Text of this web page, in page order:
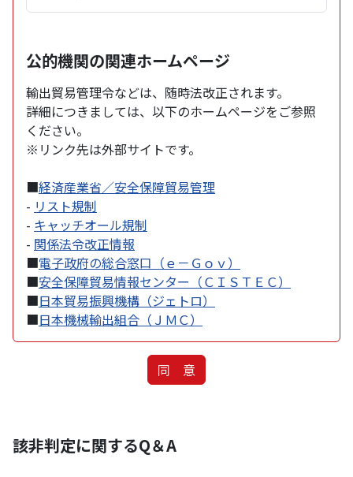
公的機関の関連ホームページ
輸出貿易管理令などは、随時法改正されます。
詳細につきましては、以下のホームページをご参照
ください。
※リンク先は外部サイトです。
■経済産業省／安全保障貿易管理
- リスト規制
- キャッチオール規制
- 関係法令改正情報
■電子政府の総合窓口（ｅ－Ｇｏｖ）
■安全保障貿易情報センター（ＣＩＳＴＥＣ）
■日本貿易振興機構（ジェトロ）
■日本機械輸出組合（ＪＭＣ）
同 意
該非判定に関するQ＆A